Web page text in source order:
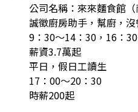
公司名稱：來來麵食館（
誠徵廚房助手，幫廚，
9：30～14：30，16：
薪資3.7萬起
平日，假日工讀生
17：00～20：30
時薪200起